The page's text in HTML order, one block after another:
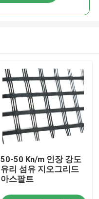
50-50 Kn/m 인장 강도
유리 섬유 지오그리드
아스팔트